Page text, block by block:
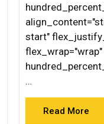
start"
flex_wrap="wrap"
…
Read More